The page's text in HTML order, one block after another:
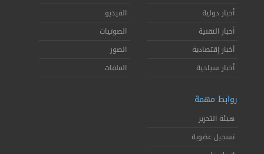
أخبار دولية
أخبار التقنية
أخبار إقتصادية
أخبار سياحية
الفيديو
الصوتيات
الصور
الملفات
روابط مهمة
هيئة التحرير
تسجيل عضوية